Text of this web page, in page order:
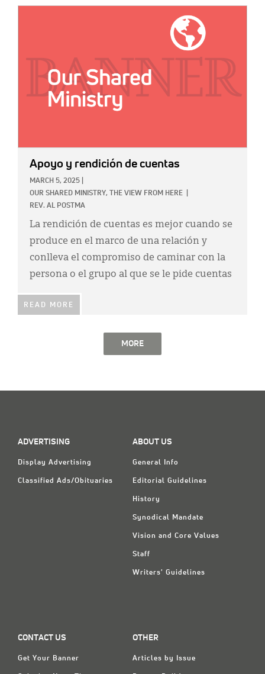
Apoyo y rendición de cuentas
MARCH 5, 2025
OUR SHARED MINISTRY,
THE VIEW FROM HERE
REV. AL POSTMA
La rendición de cuentas es mejor cuando se
produce en el marco de una relación y
conlleva el compromiso de caminar con la
persona o el grupo al que se le pide cuentas
READ MORE
MORE
ADVERTISING
Display Advertising
Classified Ads/Obituaries
ABOUT US
General Info
Editorial Guidelines
History
Synodical Mandate
Vision and Core Values
Staff
Writers' Guidelines
CONTACT US
Get Your Banner
OTHER
Articles by Issue